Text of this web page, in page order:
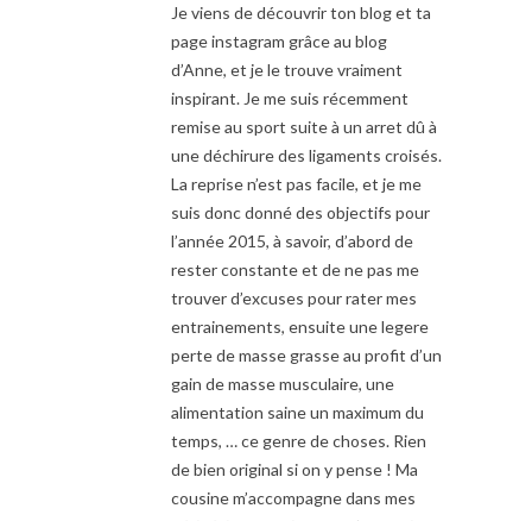
Je viens de découvrir ton blog et ta
page instagram grâce au blog
d’Anne, et je le trouve vraiment
inspirant. Je me suis récemment
remise au sport suite à un arret dû à
une déchirure des ligaments croisés.
La reprise n’est pas facile, et je me
suis donc donné des objectifs pour
l’année 2015, à savoir, d’abord de
rester constante et de ne pas me
trouver d’excuses pour rater mes
entrainements, ensuite une legere
perte de masse grasse au profit d’un
gain de masse musculaire, une
alimentation saine un maximum du
temps, … ce genre de choses. Rien
de bien original si on y pense ! Ma
cousine m’accompagne dans mes